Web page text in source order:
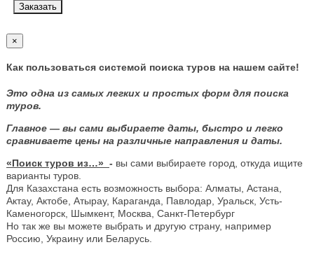
Заказать
×
Как пользоваться системой поиска туров на нашем сайте!
Это одна из самых легких и простых форм для поиска
туров.
Главное — вы сами выбираете даты, быстро и легко
сравниваете цены на различные направления и даты.
«Поиск туров из…» - вы сами выбираете город, откуда ищите
варианты туров.
Для Казахстана есть возможность выбора: Алматы, Астана,
Актау, Актобе, Атырау, Караганда, Павлодар, Уральск, Усть-
Каменогорск, Шымкент, Москва, Санкт-Петербург
Но так же вы можете выбрать и другую страну, например
Россию, Украину или Беларусь.